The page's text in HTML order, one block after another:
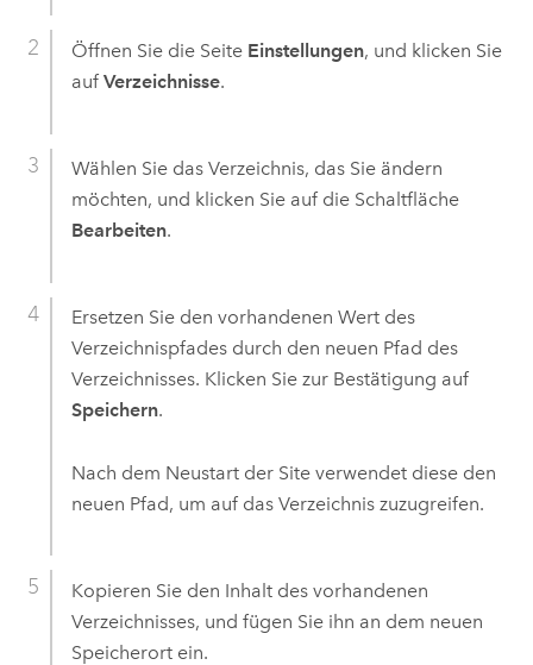
Öffnen Sie die Seite Einstellungen, und klicken Sie
auf Verzeichnisse.
Wählen Sie das Verzeichnis, das Sie ändern
möchten, und klicken Sie auf die Schaltfläche
Bearbeiten.
Ersetzen Sie den vorhandenen Wert des
Verzeichnispfades durch den neuen Pfad des
Verzeichnisses. Klicken Sie zur Bestätigung auf
Speichern.
Nach dem Neustart der Site verwendet diese den
neuen Pfad, um auf das Verzeichnis zuzugreifen.
Kopieren Sie den Inhalt des vorhandenen
Verzeichnisses, und fügen Sie ihn an dem neuen
Speicherort ein.